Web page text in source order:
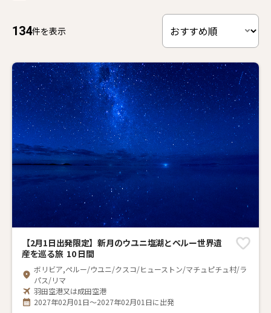
134件を表示
【2月1日出発限定】新月のウユニ塩湖とペルー世界遺
産を巡る旅 10 日間
ボリビア,ペルー/ウユニ/クスコ/ヒューストン/マチュピチュ村/ラ
パス/リマ
羽田空港又は成田空港
2027年02月01日～2027年02月01日に出発